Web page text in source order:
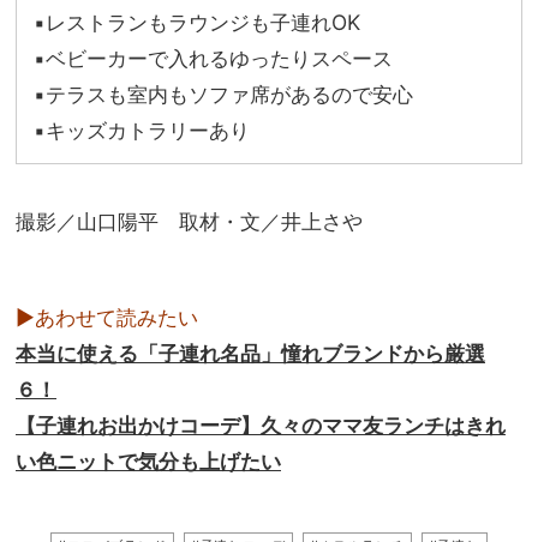
▪レストランもラウンジも子連れOK
▪ベビーカーで入れるゆったりスペース
▪テラスも室内もソファ席があるので安心
▪キッズカトラリーあり
撮影／山口陽平 取材・文／井上さや
▶あわせて読みたい
本当に使える「子連れ名品」憧れブランドから厳選
６！
【子連れお出かけコーデ】久々のママ友ランチはきれ
い色ニットで気分も上げたい